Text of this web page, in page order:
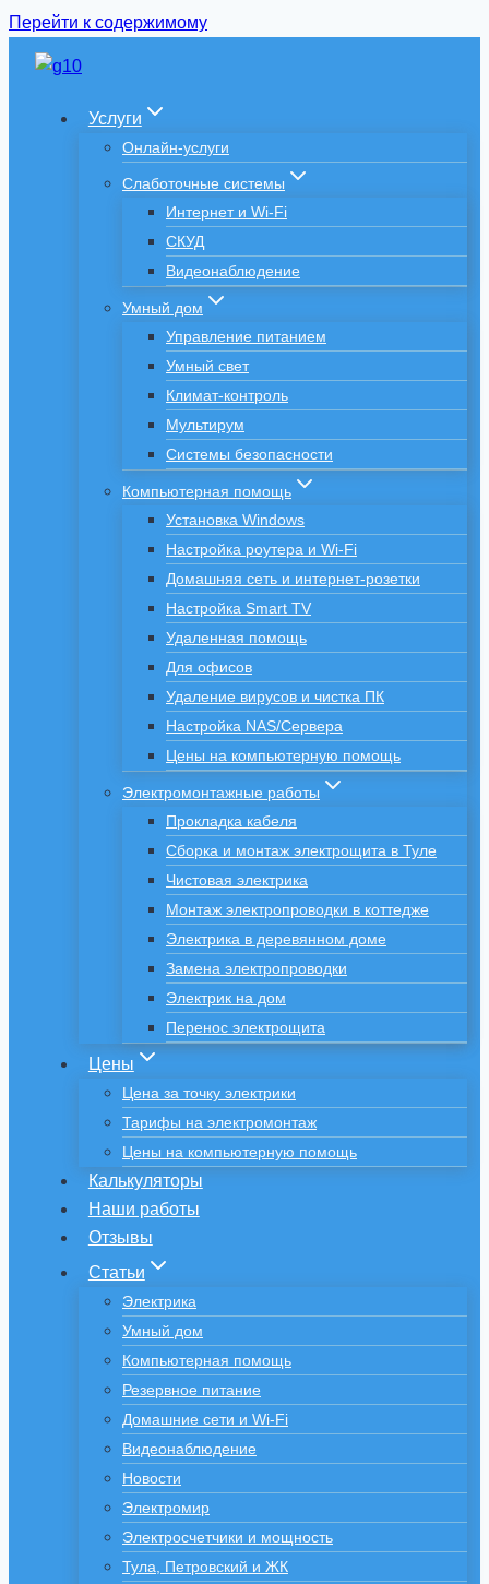
Перейти к содержимому
Услуги
Онлайн-услуги
Слаботочные системы
Интернет и Wi-Fi
СКУД
Видеонаблюдение
Умный дом
Управление питанием
Умный свет
Климат-контроль
Мультирум
Системы безопасности
Компьютерная помощь
Установка Windows
Настройка роутера и Wi-Fi
Домашняя сеть и интернет-розетки
Настройка Smart TV
Удаленная помощь
Для офисов
Удаление вирусов и чистка ПК
Настройка NAS/Сервера
Цены на компьютерную помощь
Электромонтажные работы
Прокладка кабеля
Сборка и монтаж электрощита в Туле
Чистовая электрика
Монтаж электропроводки в коттедже
Электрика в деревянном доме
Замена электропроводки
Электрик на дом
Перенос электрощита
Цены
Цена за точку электрики
Тарифы на электромонтаж
Цены на компьютерную помощь
Калькуляторы
Наши работы
Отзывы
Статьи
Электрика
Умный дом
Компьютерная помощь
Резервное питание
Домашние сети и Wi-Fi
Видеонаблюдение
Новости
Электромир
Электросчетчики и мощность
Тула, Петровский и ЖК